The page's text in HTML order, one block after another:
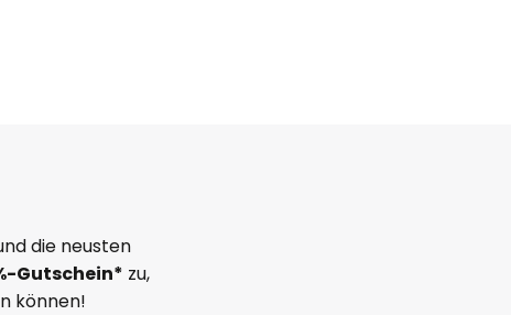
die neusten
-Gutschein* zu,
können!